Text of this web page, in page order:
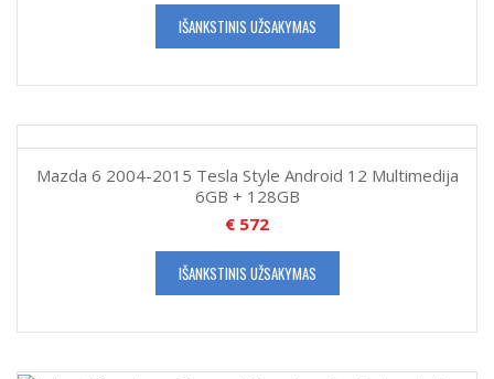
IŠANKSTINIS UŽSAKYMAS
Mazda 6 2004-2015 Tesla Style Android 12 Multimedija
6GB + 128GB
€ 572
IŠANKSTINIS UŽSAKYMAS